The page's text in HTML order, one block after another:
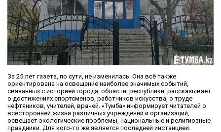
За 25 лет газета, по сути, не изменилась. Она всё также
ориентирована на освещение наиболее значимых событий,
связанных с историей города, области, республики, рассказывает
о достижениях спортсменов, работников искусства, о труде
нефтяников, учителей, врачей. «Тумба» информирует читателей о
всесторонней жизни различных учреждений и организаций,
освещает экологические проблемы, национальные и религиозные
праздники. Для кого-то же является последней инстанцией.